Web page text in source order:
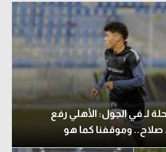
لـ في الجول: الأهلي رفع
وموقفنا كما هو